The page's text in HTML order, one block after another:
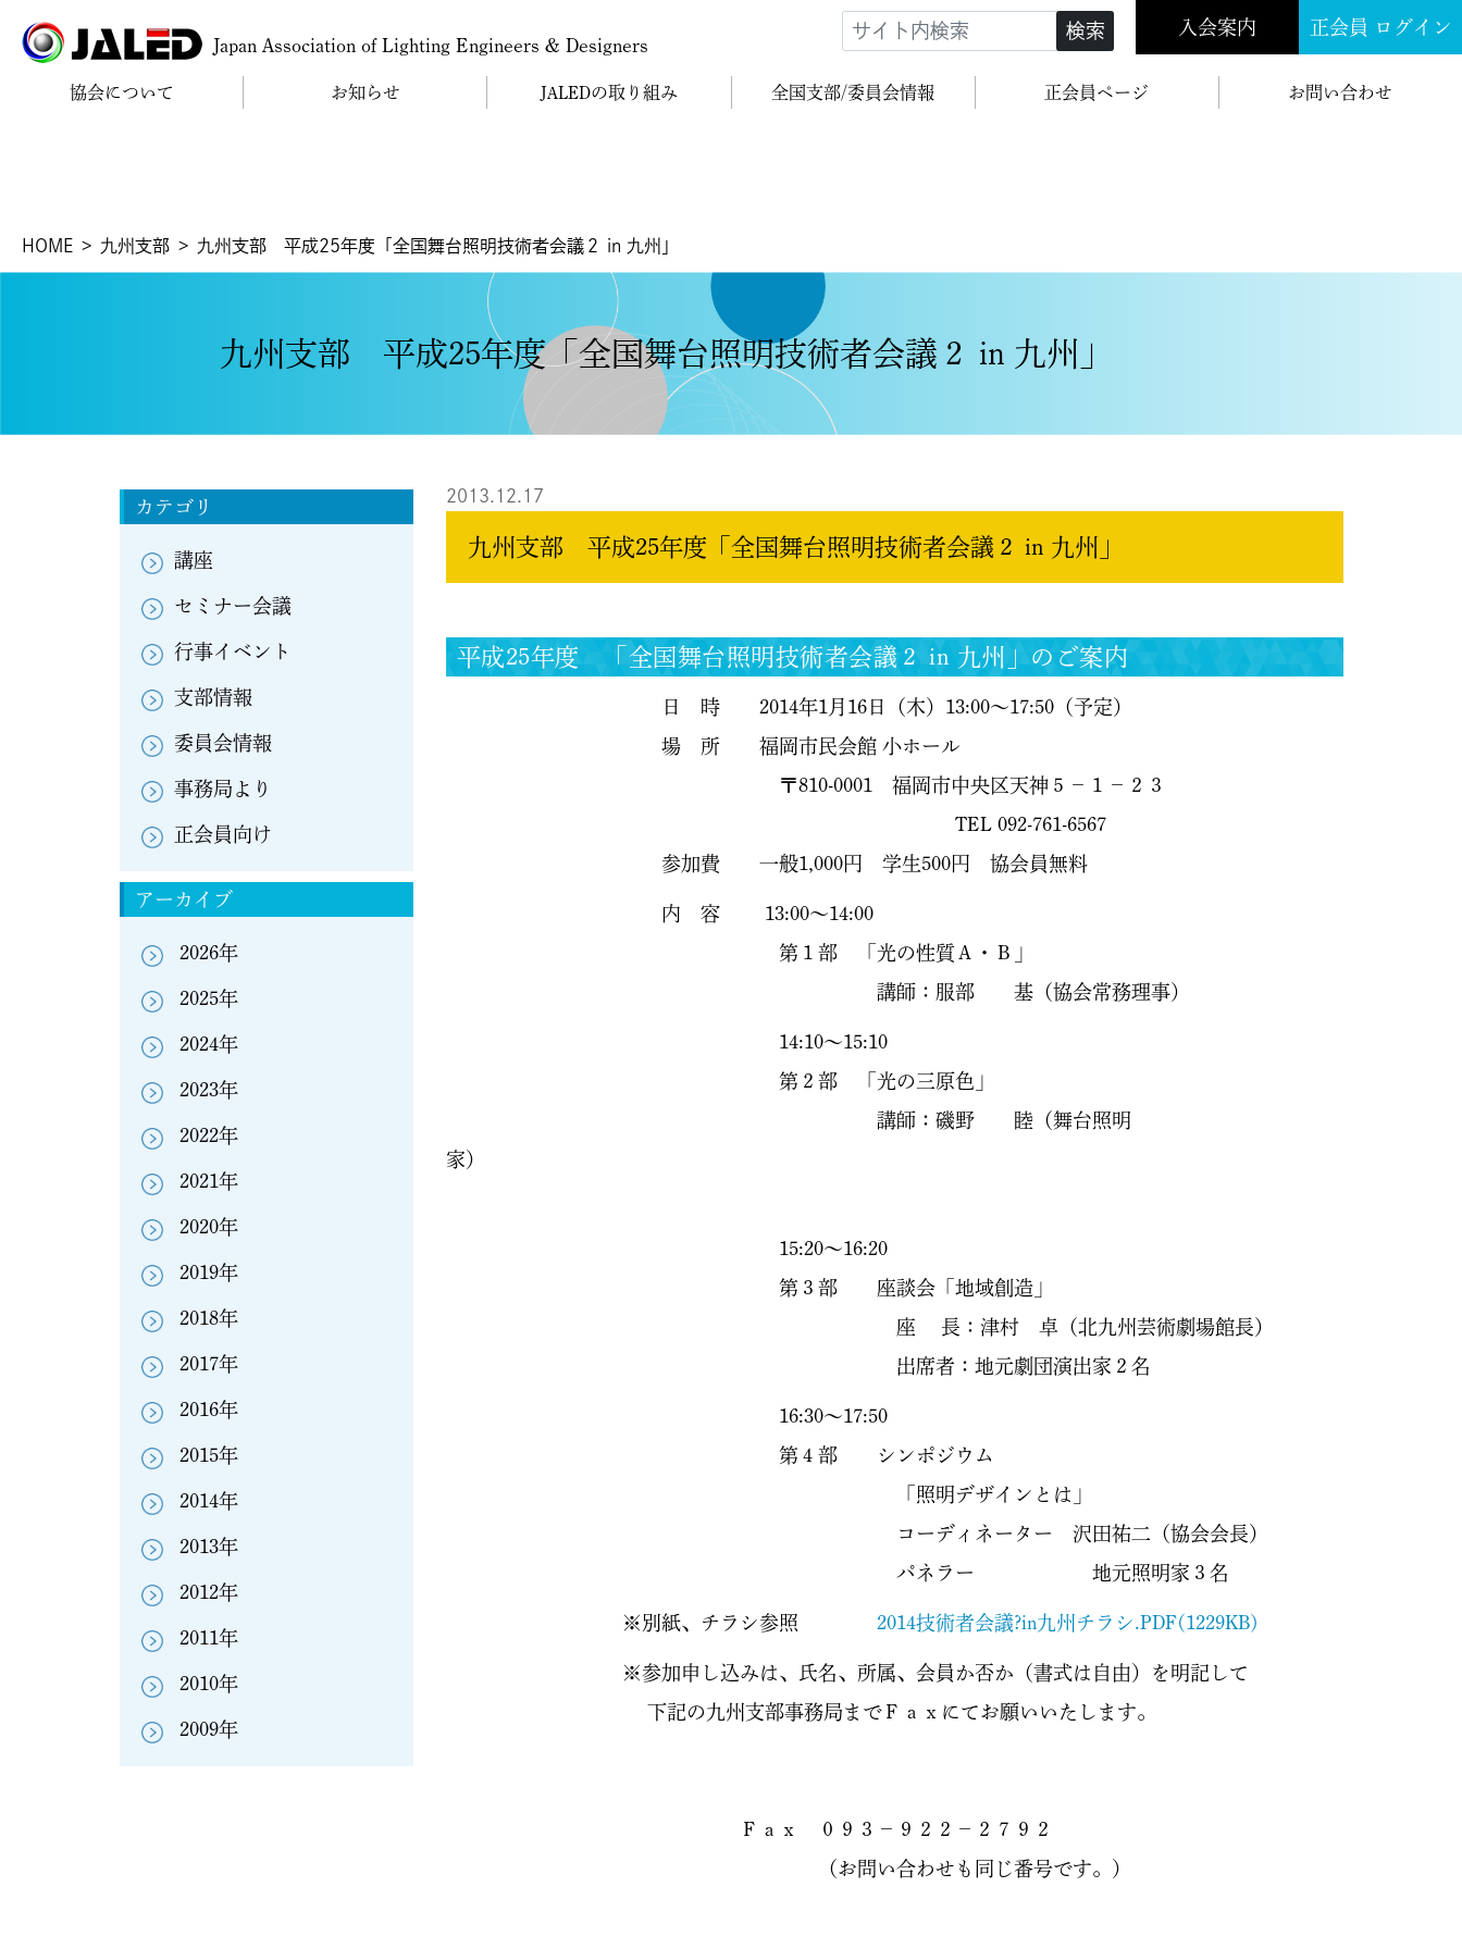
Japan Association of Lighting Engineers & Designers
検索 入会案内 正会員 ログイン
協会について お知らせ JALEDの取り組み 全国支部/委員会情報 正会員ページ お問い合わせ
HOME 九州支部 九州支部 平成25年度「全国舞台照明技術者会議２ in 九州」
九州支部 平成25年度「全国舞台照明技術者会議２ in 九州」
カテゴリ
講座
セミナー会議
行事イベント
支部情報
委員会情報
事務局より
正会員向け
アーカイブ
2026年
2025年
2024年
2023年
2022年
2021年
2020年
2019年
2018年
2017年
2016年
2015年
2014年
2013年
2012年
2011年
2010年
2009年
2013.12.17
九州支部 平成25年度「全国舞台照明技術者会議２ in 九州」
平成25年度 「全国舞台照明技術者会議２ in 九州」のご案内
日 時 2014年1月16日（木）13:00〜17:50（予定）
場 所 福岡市民会館 小ホール
〒810-0001 福岡市中央区天神５−１−２３
TEL 092-761-6567
参加費 一般1,000円 学生500円 協会員無料
内 容 13:00〜14:00
第１部 「光の性質Ａ・Ｂ」
講師：服部 基（協会常務理事）
14:10〜15:10
第２部 「光の三原色」
講師：磯野 睦（舞台照明
家）
15:20〜16:20
第３部 座談会「地域創造」
座 長：津村 卓（北九州芸術劇場館長）
出席者：地元劇団演出家２名
16:30〜17:50
第４部 シンポジウム
「照明デザインとは」
コーディネーター 沢田祐二（協会会長）
パネラー 地元照明家３名
※別紙、チラシ参照 2014技術者会議?in九州チラシ.PDF(1229KB)
※参加申し込みは、氏名、所属、会員か否か（書式は自由）を明記して
下記の九州支部事務局までＦａｘにてお願いいたします。
Ｆａｘ ０９３−９２２−２７９２
（お問い合わせも同じ番号です。）